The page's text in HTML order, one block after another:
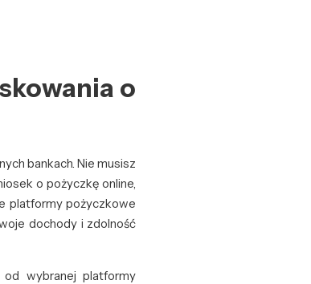
o
bankach. Nie musisz
o pożyczkę online,
platformy pożyczkowe
dochody i zdolność
wybranej platformy